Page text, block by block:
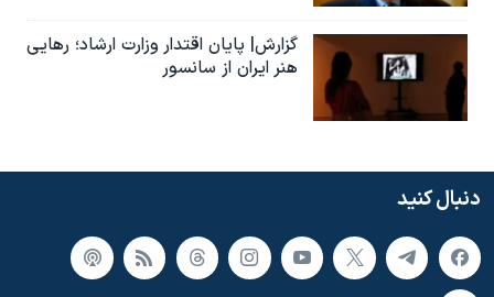
گزارش| پایان اقتدار وزارت ارشاد؛ رهایی
هنر ایران از سانسور
دنبال کنید